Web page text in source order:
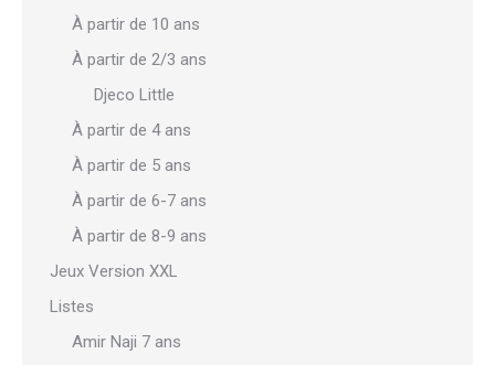
À partir de 10 ans
À partir de 2/3 ans
Djeco Little
À partir de 4 ans
À partir de 5 ans
À partir de 6-7 ans
À partir de 8-9 ans
Jeux Version XXL
Listes
Amir Naji 7 ans